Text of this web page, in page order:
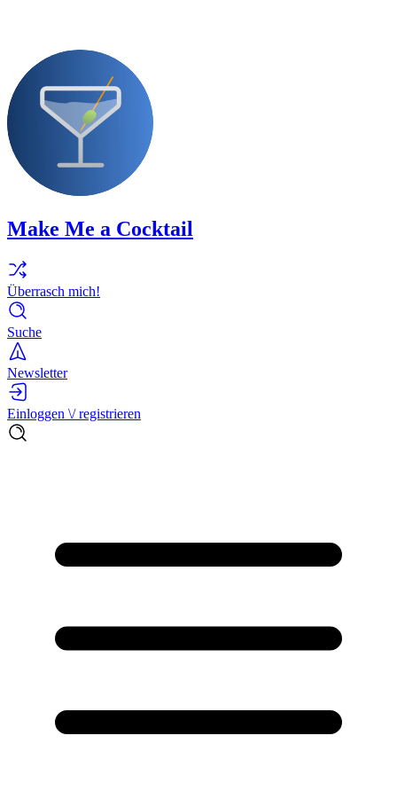
Make Me a Cocktail
Überrasch mich!
Suche
Newsletter
Einloggen \/ registrieren